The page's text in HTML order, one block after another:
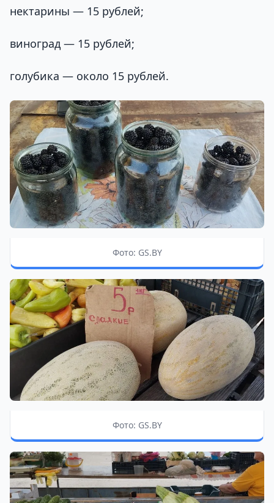
нектарины — 15 рублей;
виноград — 15 рублей;
голубика — около 15 рублей.
Фото: GS.BY
Фото: GS.BY